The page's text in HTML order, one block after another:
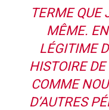
TERME QUE
MÊME.
LÉGITIME
HISTOIRE
COMME
D’AUTRES